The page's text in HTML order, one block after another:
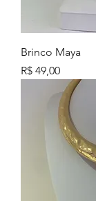
Brinco Maya
Preço
R$ 49,00